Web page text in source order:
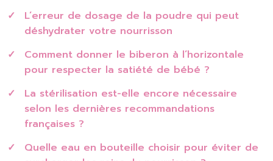
L’erreur de dosage de la poudre qui peut
déshydrater votre nourrisson
Comment donner le biberon à l’horizontale
pour respecter la satiété de bébé ?
La stérilisation est-elle encore nécessaire
selon les dernières recommandations
françaises ?
Quelle eau en bouteille choisir pour éviter de